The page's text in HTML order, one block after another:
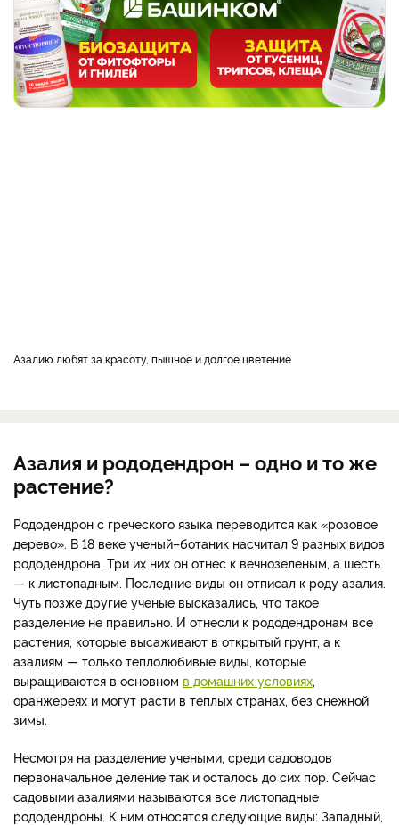
Азалию любят за красоту, пышное и долгое цветение
Азалия и рододендрон – одно и то же
растение?
Рододендрон с греческого языка переводится как «розовое
дерево». В 18 веке ученый–ботаник насчитал 9 разных видов
рододендрона. Три их них он отнес к вечнозеленым, а шесть
— к листопадным. Последние виды он отписал к роду азалия.
Чуть позже другие ученые высказались, что такое
разделение не правильно. И отнесли к рододендронам все
растения, которые высаживают в открытый грунт, а к
азалиям — только теплолюбивые виды, которые
выращиваются в основном в домашних условиях
оранжереях и могут расти в теплых странах, без снежной
зимы.
Несмотря на разделение учеными, среди садоводов
первоначальное деление так и осталось до сих пор. Сейчас
садовыми азалиями называются все листопадные
рододендроны. К ним относятся следующие виды: Западный,